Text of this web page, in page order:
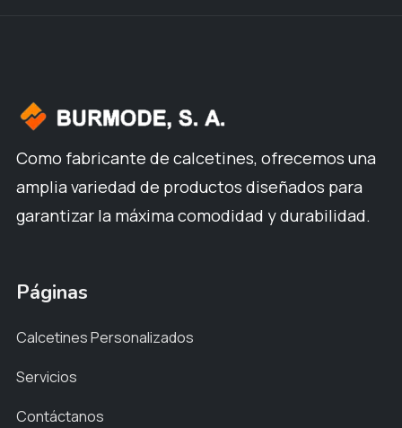
Como fabricante de calcetines, ofrecemos una
amplia variedad de productos diseñados para
garantizar la máxima comodidad y durabilidad.
Páginas
Calcetines Personalizados
Servicios
Contáctanos